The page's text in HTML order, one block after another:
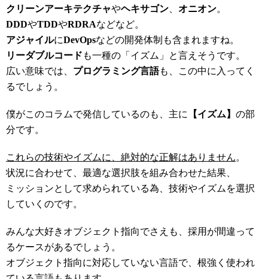
クリーンアーキテクチャやヘキサゴン オニオン。
DDDやTDDやRDRAなどなど。
アジャイルにDevOpsなどの開発体制も含まれますね。
リーダブルコード も一種の「イズム」と言えそうです。
広い意味では、 プログラミング言語も、この中に入ってく
るでしょう。
僕がこのコラムで発信しているのも、主に 【イズム】 の部
分です。
これらの技術やイズムに、絶対的な正解はありません。
状況に合わせて、最適な選択肢を組み合わせた結果、
ミッションとして求められている為、技術やイズムを選択
していくのです。
みんな大好きオブジェクト指向でさえも、採用が間違って
るケースがあるでしょう。
オブジェクト指向に対応していない言語で、根強く使われ